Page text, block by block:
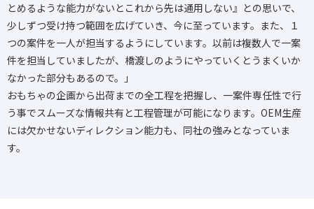
とめるような能力がないとこれから先は通用しない』との思いで、
少しずつ受け持つ範囲を広げていき、今に至っています。また、１
つの案件を一人が担当するようにしています。以前は複数人で一案
件を担当していましたが、橋渡しのようにやっていくとうまくいか
なかった部分もあるので。」
おもちゃの企画から出荷までの全工程を把握し、一案件専任性で行
う事でスムーズな情報共有と工程管理が可能になります。OEM生産
には欠かせないディレクション能力も、同社の強みとなっていま
す。